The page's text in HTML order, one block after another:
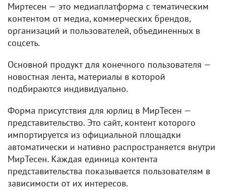
Миртесен — это медиаплатформа с тематическим
контентом от медиа, коммерческих брендов,
организаций и пользователей, объединенных в
соцсеть.
Основной продукт для конечного пользователя —
новостная лента, материалы в которой
подбираются индивидуально.
Форма присутствия для юрлиц в МирТесен —
представительство. Это сайт, контент которого
импортируется из официальной площадки
автоматически и нативно распространяется внутри
МирТесен. Каждая единица контента
представительства показывается пользователям в
зависимости от их интересов.